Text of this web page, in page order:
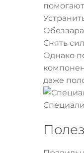
Снять
Однако
даже